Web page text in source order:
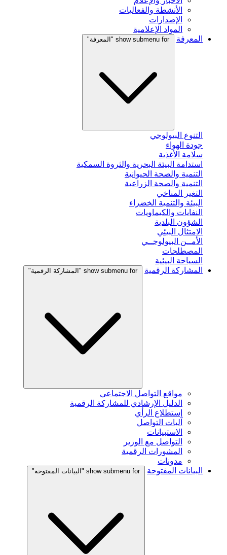
الأنشطة والفعاليات
الإصدارات
المواد الإعلامية
المعرفة
show submenu for "المعرفة"
التنوع البيولوجي
جودة الهواء
سلامة الأغذية
استدامة البيئة البحرية والثروة السمكية
التنمية والصحة الحيوانية
التنمية والصحة الزراعية
التغير المناخي
البيئة والتنمية الخضراء
النفايات والكيماويات
الشؤون البلدية
الامتثال البيئي
الأمــن البيولوجــي
المصطلحات
السياحة البيئية
المشاركة الرقمية
show submenu for "المشاركة الرقمية"
مواقع التواصل الاجتماعي
الدليل الإرشادي للمشاركة الرقمية
إستطلاع الرأي
آليات التواصل
الاستبيانات
التواصل مع الوزير
المشورات الرقمية
مدونات
البيانات المفتوحة
show submenu for "البيانات المفتوحة"